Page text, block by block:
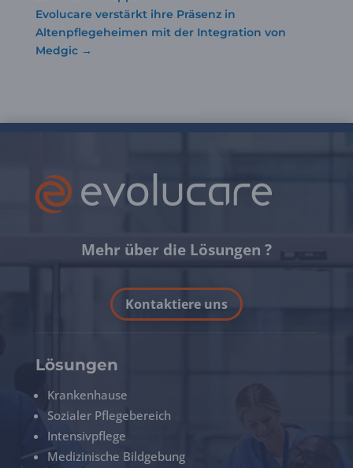
Evolucare verstärkt ihre Präsenz in
Altenpflegeheimen mit der Integration von
Medgic→
Mehr über die Lösungen ?
Kontaktiere uns
Lösungen
Krankenhause
Sozialer Pflegebereich
Intensivpflege
Medizinische Bildgebung